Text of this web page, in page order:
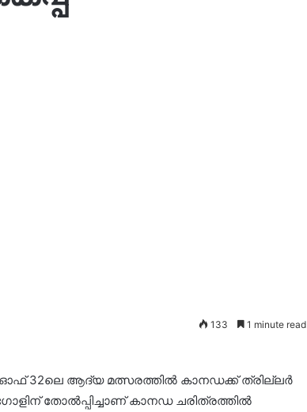
133 1 minute read
32ലെ ആദ്യ മത്സരത്തിൽ കാനഡക്ക് ത്രില്ലർ
തോൽപ്പിച്ചാണ് കാനഡ ചരിത്രത്തിൽ